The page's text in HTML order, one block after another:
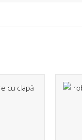
colaborând cu